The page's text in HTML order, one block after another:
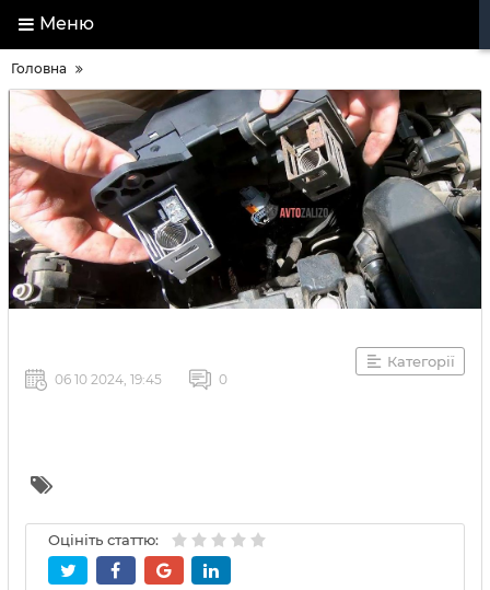
Меню
Головна
Категорії
06 10 2024, 19:45 0
Оцініть статтю: